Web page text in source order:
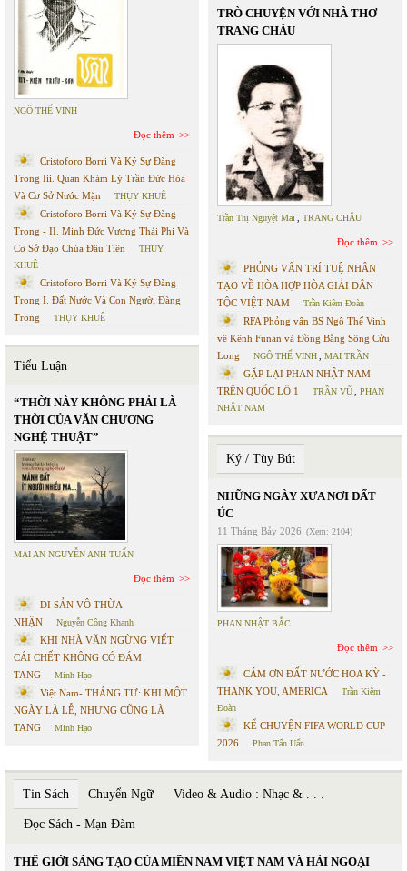
NGÔ THẾ VINH
Đọc thêm
Cristoforo Borri Và Ký Sự Đàng
Trong Iii. Quan Khám Lý Trần Đức Hòa
Và Cơ Sở Nước Mặn
THỤY KHUÊ
Cristoforo Borri Và Ký Sự Đàng
Trong - II. Minh Đức Vương Thái Phi Và
Cơ Sở Đạo Chúa Đầu Tiên
THỤY
KHUÊ
Cristoforo Borri Và Ký Sự Đàng
Trong I. Đất Nước Và Con Người Đàng
Trong
THỤY KHUÊ
Tiểu Luận
“THỜI NÀY KHÔNG PHẢI LÀ
THỜI CỦA VĂN CHƯƠNG
NGHỆ THUẬT”
MAI AN NGUYỄN ANH TUẤN
Đọc thêm
DI SẢN VÔ THỪA
NHẬN
Nguyễn Công Khanh
KHI NHÀ VĂN NGỪNG VIẾT:
CÁI CHẾT KHÔNG CÓ ĐÁM
TANG
Minh Hạo
Việt Nam- THÁNG TƯ: KHI MỘT
NGÀY LÀ LỄ, NHƯNG CŨNG LÀ
TANG
Minh Hạo
TRÒ CHUYỆN VỚI NHÀ THƠ
TRANG CHÂU
Trần Thị Nguyệt Mai TRANG CHÂU
Đọc thêm
PHỎNG VẤN TRÍ TUỆ NHÂN
TẠO VỀ HÒA HỢP HÒA GIẢI DÂN
TỘC VIỆT NAM
Trần Kiêm Đoàn
RFA Phỏng vấn BS Ngô Thế Vinh
về Kênh Funan và Đồng Bằng Sông Cửu
Long
NGÔ THẾ VINH MAI TRẦN
GẶP LẠI PHAN NHẬT NAM
TRÊN QUỐC LỘ 1
TRẦN VŨ
PHAN
NHẬT NAM
Ký / Tùy Bút
NHỮNG NGÀY XƯA NƠI ĐẤT
ÚC
11 Tháng Bảy 2026 (Xem: 2104)
PHAN NHẬT BẮC
Đọc thêm
CÁM ƠN ĐẤT NƯỚC HOA KỲ -
THANK YOU, AMERICA
Trần Kiêm
Đoàn
KỂ CHUYỆN FIFA WORLD CUP
2026
Phan Tấn Uẩn
Tin Sách Chuyển Ngữ Video & Audio : Nhạc & . . .
Đọc Sách - Mạn Đàm
THẾ GIỚI SÁNG TẠO CỦA MIỀN NAM VIỆT NAM VÀ HẢI NGOẠI